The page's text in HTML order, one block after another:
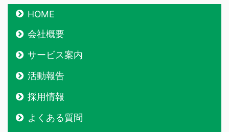
HOME
会社概要
サービス案内
活動報告
採用情報
よくある質問